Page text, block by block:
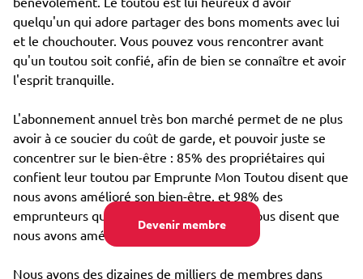
Devenir membre
quelqu'un qui adore partager des bons moments avec lui
et le chouchouter. Vous pouvez vous rencontrer avant
qu'un toutou soit confié, afin de bien se connaître et avoir
l'esprit tranquille.
L'abonnement annuel très bon marché permet de ne plus
avoir à ce soucier du coût de garde, et pouvoir juste se
concentrer sur le bien-être : 85% des propriétaires qui
confient leur toutou par Emprunte Mon Toutou disent que
nous avons amélioré son bien-être, et 98% des
emprunteurs qui s'occupent d'un toutou nous disent que
nous avons amélioré leur propre bien-être.
Nous avons des dizaines de milliers de membres dans